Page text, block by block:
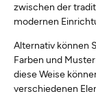
zwischen der
modernen
Alternativ können
Farben und
diese Weise
verschiedenen